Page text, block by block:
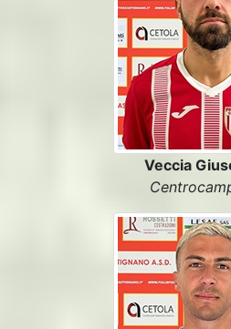
Veccia